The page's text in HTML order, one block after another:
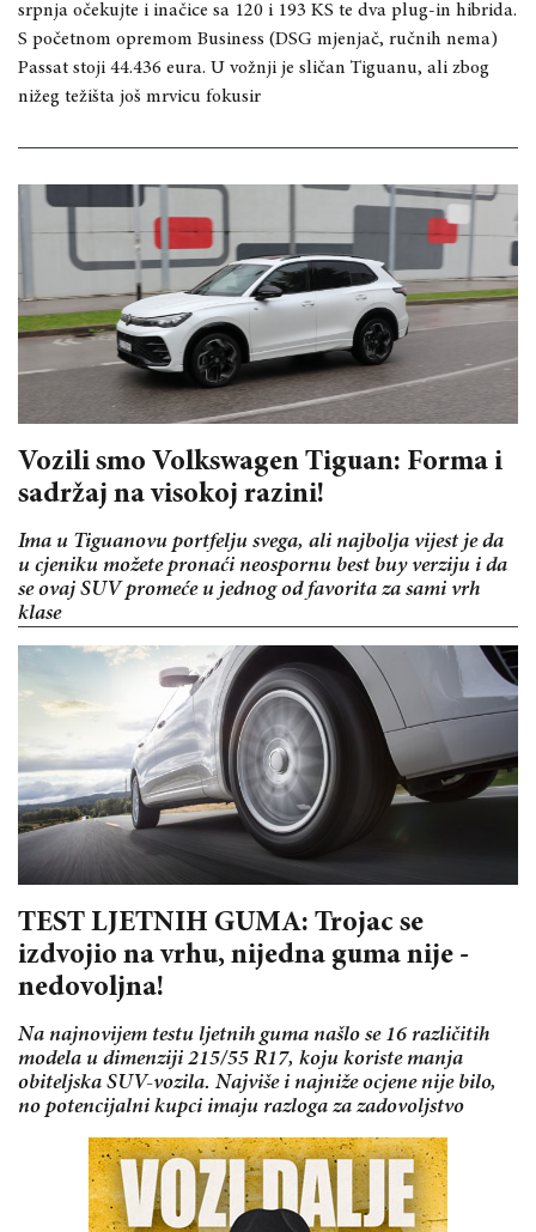
srpnja očekujte i inačice sa 120 i 193 KS te dva plug-in hibrida.
S početnom opremom Business (DSG mjenjač, ručnih nema)
Passat stoji 44.436 eura. U vožnji je sličan Tiguanu, ali zbog
nižeg težišta još mrvicu fokusir
Vozili smo Volkswagen Tiguan: Forma i
sadržaj na visokoj razini!
Ima u Tiguanovu portfelju svega, ali najbolja vijest je da
u cjeniku možete pronaći neospornu best buy verziju i da
se ovaj SUV promeće u jednog od favorita za sami vrh
klase
TEST LJETNIH GUMA: Trojac se
izdvojio na vrhu, nijedna guma nije -
nedovoljna!
Na najnovijem testu ljetnih guma našlo se 16 različitih
modela u dimenziji 215/55 R17, koju koriste manja
obiteljska SUV-vozila. Najviše i najniže ocjene nije bilo,
no potencijalni kupci imaju razloga za zadovoljstvo